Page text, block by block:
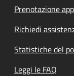
Prenotazione
Richiedi
Statistiche del
Leggi le FAQ